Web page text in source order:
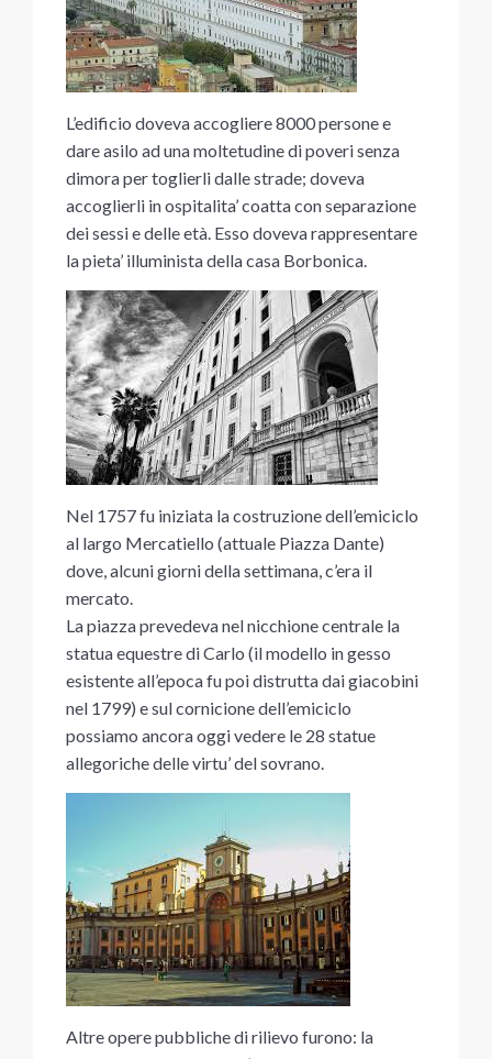
L’edificio doveva accogliere 8000 persone e
dare asilo ad una moltetudine di poveri senza
dimora per toglierli dalle strade; doveva
accoglierli in ospitalita’ coatta con separazione
dei sessi e delle età. Esso doveva rappresentare
la pieta’ illuminista della casa Borbonica.
Nel 1757 fu iniziata la costruzione dell’emiciclo
al largo Mercatiello (attuale Piazza Dante)
dove, alcuni giorni della settimana, c’era il
mercato.
La piazza prevedeva nel nicchione centrale la
statua equestre di Carlo (il modello in gesso
esistente all’epoca fu poi distrutta dai giacobini
nel 1799) e sul cornicione dell’emiciclo
possiamo ancora oggi vedere le 28 statue
allegoriche delle virtu’ del sovrano.
Altre opere pubbliche di rilievo furono: la